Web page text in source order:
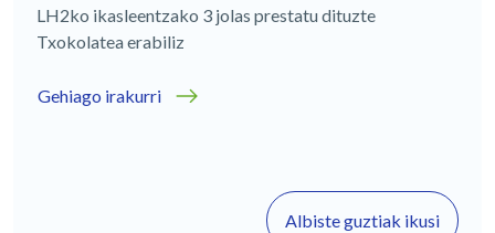
LH2ko ikasleentzako 3 jolas prestatu dituzte
Txokolatea erabiliz
Gehiago irakurri
Albiste guztiak ikusi